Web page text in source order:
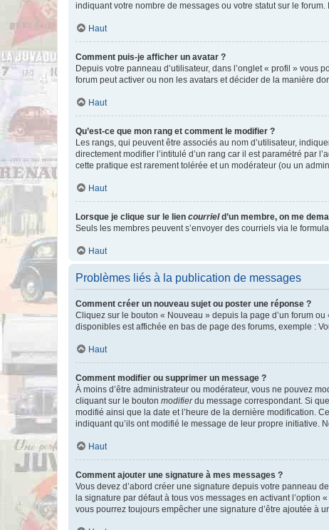
indiquant votre nombre de messages ou votre statut sur le
Haut
Comment puis-je afficher un avatar ?
Depuis votre panneau d’utilisateur, dans l’onglet « profil » vous
forum peut activer ou non les avatars et décider de la manière
Haut
Qu’est-ce que mon rang et comment le modifier ?
Les rangs, qui peuvent être associés au nom d’utilisateur,
directement modifier l’intitulé d’un rang car il est paramétré par
cette pratique est rarement tolérée et un modérateur (ou un
Haut
Lorsque je clique sur le lien courrield’un membre, on me
Seuls les membres peuvent s’envoyer des courriels via le
Haut
Problèmes liés à la publication de messages
Comment créer un nouveau sujet ou poster une réponse ?
Cliquez sur le bouton « Nouveau » depuis la page d’un forum
disponibles est affichée en bas de page des forums, exemple :
Haut
Comment modifier ou supprimer un message ?
À moins d’être administrateur ou modérateur, vous ne pouvez
cliquant sur le bouton modifierdu message correspondant. Si
modifié ainsi que la date et l’heure de la dernière modification.
indiquant qu’ils ont modifié le message de leur propre initiative.
Haut
Comment ajouter une signature à mes messages ?
Vous devez d’abord créer une signature depuis votre panneau
la signature par défaut à tous vos messages en activant
vous pourrez toujours empêcher une signature d’être ajoutée à